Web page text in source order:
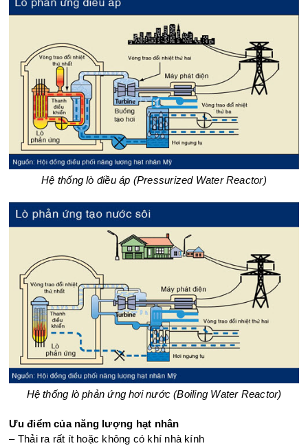
Hệ thống lò điều áp (Pressurized Water Reactor)​
Hệ thống lò phản ứng hơi nước (Boiling Water Reactor)​
Ưu điểm của năng lượng hạt nhân
– Thải ra rất ít hoặc không có khí nhà kính